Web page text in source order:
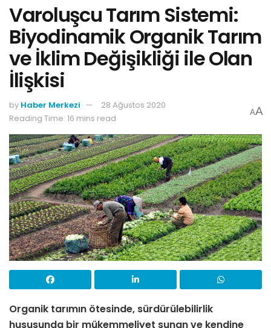
Varoluşcu Tarım Sistemi:
Biyodinamik Organik Tarım
ve İklim Değişikliği ile Olan
İlişkisi
by Haber Merkezi
28 Ağustos 2020
Reading Time: 16 mins read
AA
Organik tarımın ötesinde, sürdürülebilirlik
hususunda bir mükemmeliyet sunan ve kendine